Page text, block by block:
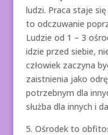
ludzi. Praca staje
to odczuwanie
Ludzie od 1 – 3
idzie przed siebie,
człowiek zaczyna
zaistnienia jako
potrzebnym dla
służba dla innych i
5. Ośrodek to